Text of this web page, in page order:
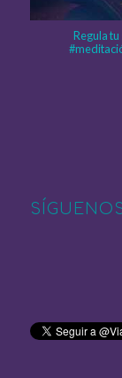
Regula